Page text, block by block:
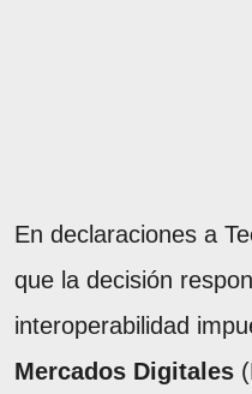
En declaraciones a
que la decisión
interoperabilidad
Mercados Digitales